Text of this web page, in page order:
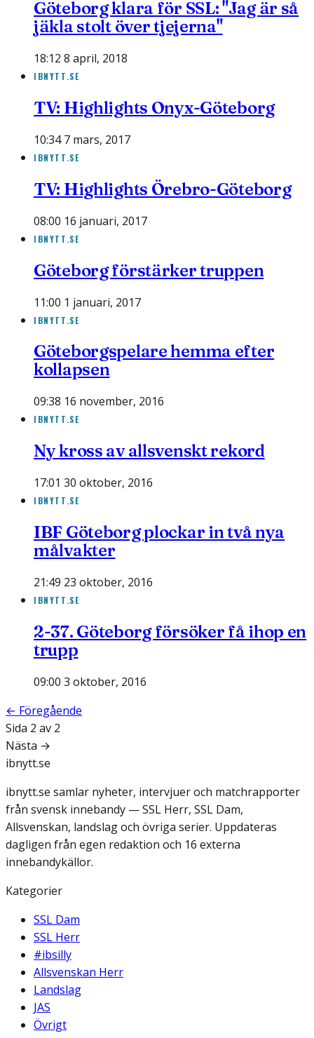
Göteborg klara för SSL: "Jag är så
jäkla stolt över tjejerna"
18:12 8 april, 2018
IBNYTT.SE
TV: Highlights Onyx-Göteborg
10:34 7 mars, 2017
IBNYTT.SE
TV: Highlights Örebro-Göteborg
08:00 16 januari, 2017
IBNYTT.SE
Göteborg förstärker truppen
11:00 1 januari, 2017
IBNYTT.SE
Göteborgspelare hemma efter
kollapsen
09:38 16 november, 2016
IBNYTT.SE
Ny kross av allsvenskt rekord
17:01 30 oktober, 2016
IBNYTT.SE
IBF Göteborg plockar in två nya
målvakter
21:49 23 oktober, 2016
IBNYTT.SE
2-37. Göteborg försöker få ihop en
trupp
09:00 3 oktober, 2016
← Föregående
Sida 2 av 2
Nästa →
ibnytt.se
ibnytt.se samlar nyheter, intervjuer och matchrapporter
från svensk innebandy — SSL Herr, SSL Dam,
Allsvenskan, landslag och övriga serier. Uppdateras
dagligen från egen redaktion och 16 externa
innebandykällor.
Kategorier
SSL Dam
SSL Herr
#ibsilly
Allsvenskan Herr
Landslag
JAS
Övrigt